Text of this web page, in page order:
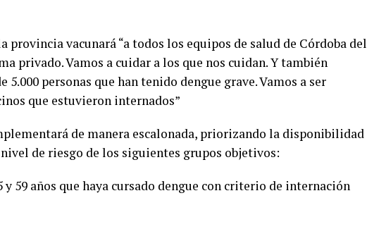
provincia vacunará “a todos los equipos de salud de Córdoba del
privado. Vamos a cuidar a los que nos cuidan. Y también
personas que han tenido dengue grave. Vamos a ser
que estuvieron internados”
de manera escalonada, priorizando la disponibilidad
de riesgo de los siguientes grupos objetivos:
y 59 años que haya cursado dengue con criterio de internación